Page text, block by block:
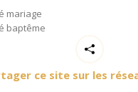
mariage
baptême
ce site sur les